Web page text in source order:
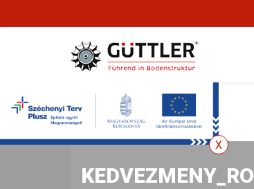
KEDVEZMENY_RO